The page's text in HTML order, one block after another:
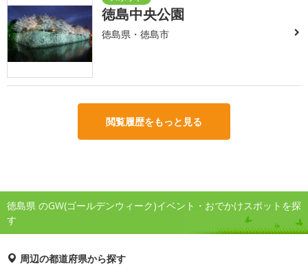
徳島中央公園
徳島県・徳島市
閲覧履歴をもっと見る
徳島県 のGW(ゴールデンウィーク)イベント・おでかけスポットを探
す
周辺の都道府県から探す